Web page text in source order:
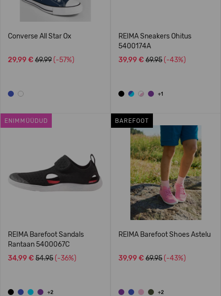
Converse All Star Ox
29,99 € 69.99 (-57%)
REIMA Sneakers Ohitus
5400174A
39,99 € 69.95 (-43%)
+1
ENIMMÜÜDUD
REIMA Barefoot Sandals
Rantaan 5400067C
34,99 € 54.95 (-36%)
+2
BAREFOOT
REIMA Barefoot Shoes Astelu
39,99 € 69.95 (-43%)
+2